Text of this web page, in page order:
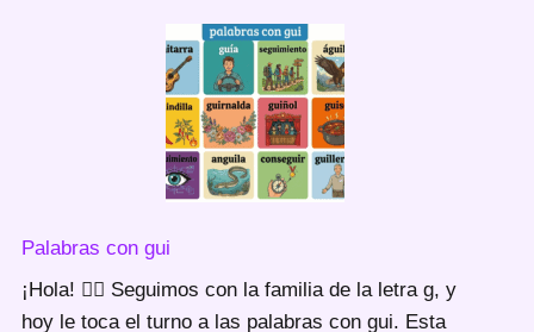
Palabras con gui
¡Hola! 🙋‍♀️ Seguimos con la familia de la letra g, y
hoy le toca el turno a las palabras con gui. Esta